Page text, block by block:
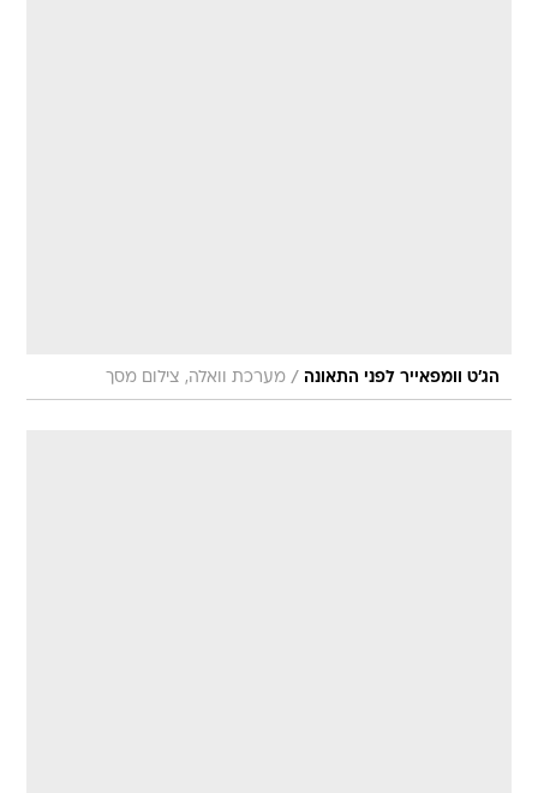
הג'ט וומפאייר לפני התאונה / מערכת וואלה, צילום מסך